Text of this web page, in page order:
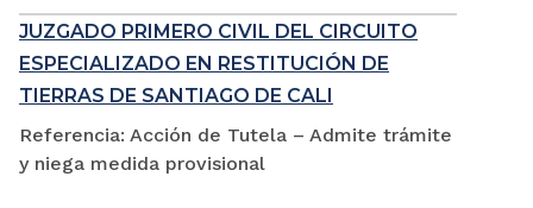
JUZGADO PRIMERO CIVIL DEL CIRCUITO
ESPECIALIZADO EN RESTITUCIÓN DE
TIERRAS DE SANTIAGO DE CALI
Referencia: Acción de Tutela – Admite trámite
y niega medida provisional